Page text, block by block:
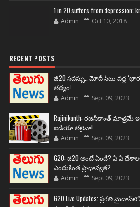
1 in 20 suffers from depression;
Admin Oct 10, 2018
RECENT POSTS
జీ20 సదస్సు.. మోదీ సీటు వద్ద
తథ్యం!
Admin Sept 09, 2023
Rajinikanth: రజనీకాంత్
ఐడియా తలైవా!
Admin Sept 09, 2023
G20: జీ20 అంటే ఏంటి? ఏ ఏ
ఎందుకింత ప్రాధాన్యత?
Admin Sept 09, 2023
G20 Live Updates: ప్రగతి